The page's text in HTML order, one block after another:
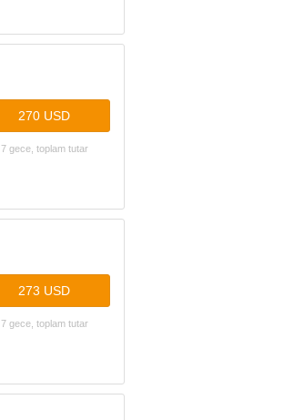
270 USD
7 gece, toplam tutar
273 USD
7 gece, toplam tutar